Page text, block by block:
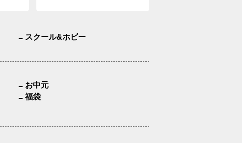
スクール&ホビー
お中元
福袋